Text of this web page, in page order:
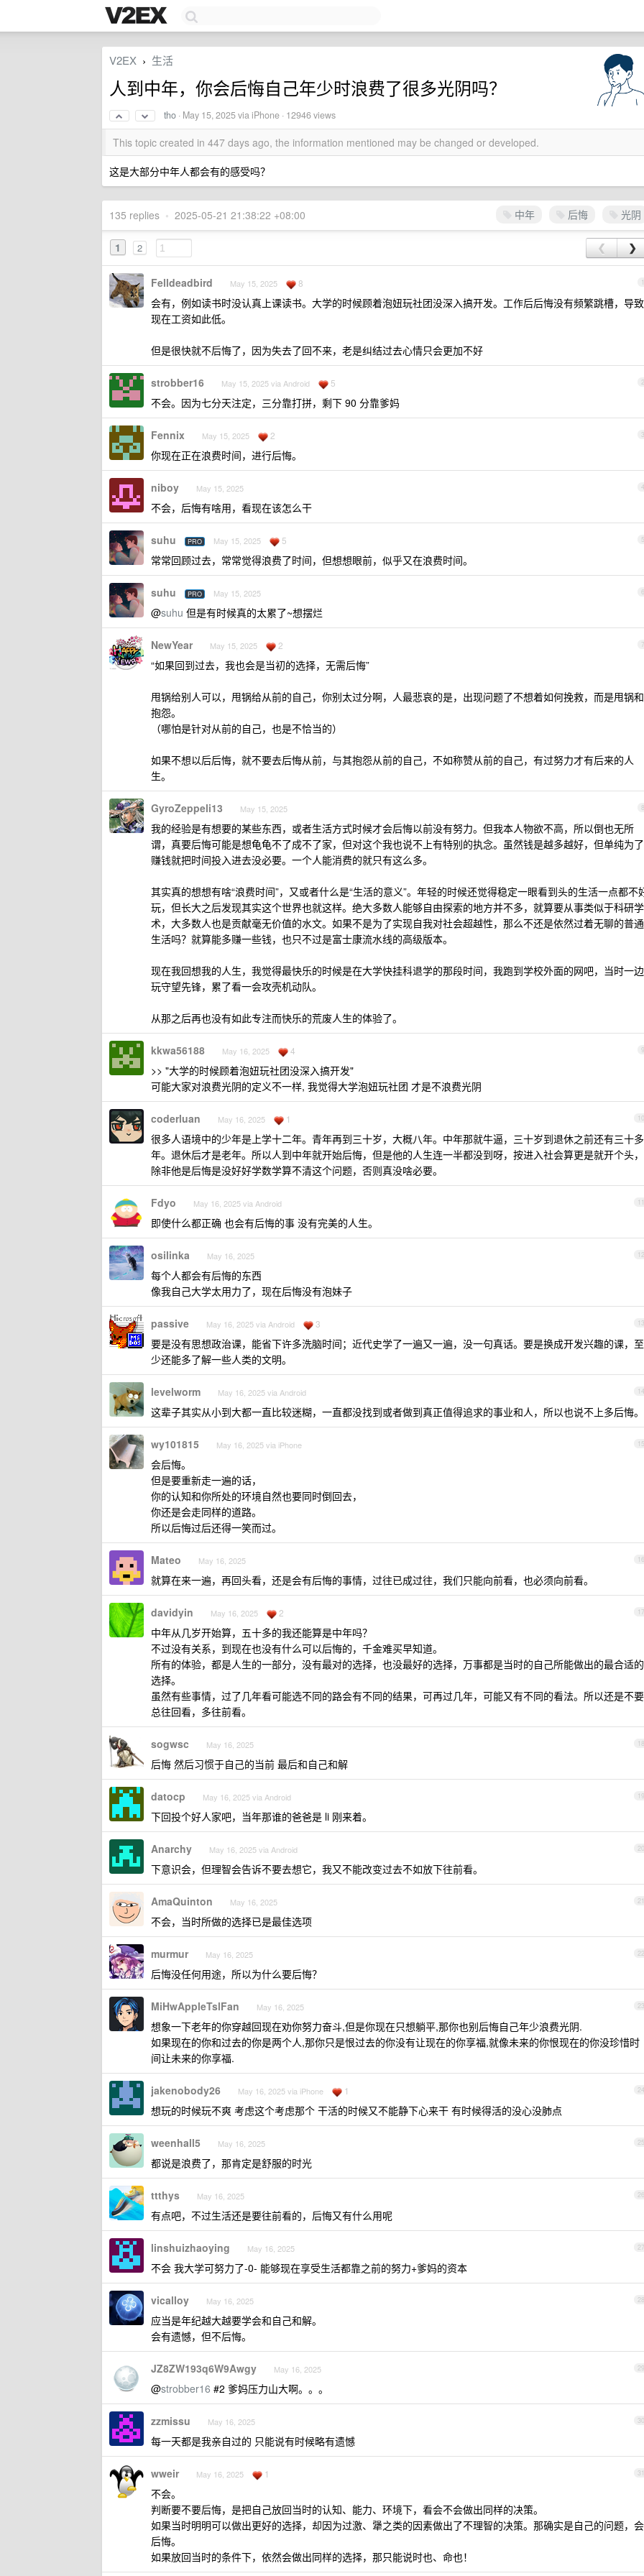
V2EX › 生活
人到中年，你会后悔自己年少时浪费了很多光阴吗？
tho · May 15, 2025via iPhone · 12946 views
This topic created in 447 days ago, the information mentioned may be changed or developed.
这是大部分中年人都会有的感受吗？
中年 后悔 光阴
135 replies • 2025-05-21 21:38:22 +08:00
1 2 ❮ ❯
1
Felldeadbird May 15, 2025 8
会有，例如读书时没认真上课读书。大学的时候顾着泡妞玩社团没深入搞开发。工作后后悔没有频繁跳槽，导致
现在工资如此低。
但是很快就不后悔了，因为失去了回不来，老是纠结过去心情只会更加不好
2
strobber16 May 15, 2025 via Android 5
不会。因为七分天注定，三分靠打拼，剩下 90 分靠爹妈
3
Fennix May 15, 2025 2
你现在正在浪费时间，进行后悔。
4
niboy May 15, 2025
不会，后悔有啥用，看现在该怎么干
5
suhu PRO May 15, 2025 5
常常回顾过去，常常觉得浪费了时间，但想想眼前，似乎又在浪费时间。
6
suhu PRO May 15, 2025
@suhu 但是有时候真的太累了~想摆烂
7
NewYear May 15, 2025 2
“如果回到过去，我也会是当初的选择，无需后悔”
甩锅给别人可以，甩锅给从前的自己，你别太过分啊，人最悲哀的是，出现问题了不想着如何挽救，而是甩锅和
抱怨。
（哪怕是针对从前的自己，也是不恰当的）
如果不想以后后悔，就不要去后悔从前，与其抱怨从前的自己，不如称赞从前的自己，有过努力才有后来的人
生。
8
GyroZeppeli13 May 15, 2025
我的经验是有想要的某些东西，或者生活方式时候才会后悔以前没有努力。但我本人物欲不高，所以倒也无所
谓，真要后悔可能是想龟龟不了成不了家，但对这个我也说不上有特别的执念。虽然钱是越多越好，但单纯为了
赚钱就把时间投入进去没必要。一个人能消费的就只有这么多。
其实真的想想有啥“浪费时间”，又或者什么是“生活的意义”。年轻的时候还觉得稳定一眼看到头的生活一点都不
玩，但长大之后发现其实这个世界也就这样。绝大多数人能够自由探索的地方并不多，就算要从事类似于科研学
术，大多数人也是贡献毫无价值的水文。如果不是为了实现自我对社会超越性，那么不还是依然过着无聊的普通
生活吗？就算能多赚一些钱，也只不过是富士康流水线的高级版本。
现在我回想我的人生，我觉得最快乐的时候是在大学快挂科退学的那段时间，我跑到学校外面的网吧，当时一边
玩守望先锋，累了看一会攻壳机动队。
从那之后再也没有如此专注而快乐的荒废人生的体验了。
9
kkwa56188 May 16, 2025 4
>> "大学的时候顾着泡妞玩社团没深入搞开发"
可能大家对浪费光阴的定义不一样, 我觉得大学泡妞玩社团 才是不浪费光阴
10
coderluan May 16, 2025 1
很多人语境中的少年是上学十二年。青年再到三十岁，大概八年。中年那就牛逼，三十岁到退休之前还有三十多
年。退休后才是老年。所以人到中年就开始后悔，但是他的人生连一半都没到呀，按进入社会算更是就开个头，
除非他是后悔是没好好学数学算不清这个问题，否则真没啥必要。
11
Fdyo May 16, 2025 via Android
即使什么都正确 也会有后悔的事 没有完美的人生。
12
osilinka May 16, 2025
每个人都会有后悔的东西
像我自己大学太用力了，现在后悔没有泡妹子
13
passive May 16, 2025 via Android 3
要是没有思想政治课，能省下许多洗脑时间；近代史学了一遍又一遍，没一句真话。要是换成开发兴趣的课，至
少还能多了解一些人类的文明。
14
levelworm May 16, 2025 via Android
这辈子其实从小到大都一直比较迷糊，一直都没找到或者做到真正值得追求的事业和人，所以也说不上多后悔。
15
wy101815 May 16, 2025 via iPhone
会后悔。
但是要重新走一遍的话，
你的认知和你所处的环境自然也要同时倒回去，
你还是会走同样的道路。
所以后悔过后还得一笑而过。
16
Mateo May 16, 2025
就算在来一遍，再回头看，还是会有后悔的事情，过往已成过往，我们只能向前看，也必须向前看。
17
davidyin May 16, 2025 2
中年从几岁开始算，五十多的我还能算是中年吗？
不过没有关系，到现在也没有什么可以后悔的，千金难买早知道。
所有的体验，都是人生的一部分，没有最对的选择，也没最好的选择，万事都是当时的自己所能做出的最合适的
选择。
虽然有些事情，过了几年看可能选不同的路会有不同的结果，可再过几年，可能又有不同的看法。所以还是不要
总往回看，多往前看。
18
sogwsc May 16, 2025
后悔 然后习惯于自己的当前 最后和自己和解
19
datocp May 16, 2025 via Android
下回投个好人家吧，当年那谁的爸爸是 li 刚来着。
20
Anarchy May 16, 2025 via Android
下意识会，但理智会告诉不要去想它，我又不能改变过去不如放下往前看。
21
AmaQuinton May 16, 2025
不会，当时所做的选择已是最佳选项
22
murmur May 16, 2025
后悔没任何用途，所以为什么要后悔？
23
MiHwAppleTslFan May 16, 2025
想象一下老年的你穿越回现在劝你努力奋斗,但是你现在只想躺平,那你也别后悔自己年少浪费光阴.
如果现在的你和过去的你是两个人,那你只是恨过去的你没有让现在的你享福,就像未来的你恨现在的你没珍惜时
间让未来的你享福.
24
jakenobody26 May 16, 2025 via iPhone 1
想玩的时候玩不爽 考虑这个考虑那个 干活的时候又不能静下心来干 有时候得活的没心没肺点
25
weenhall5 May 16, 2025
都说是浪费了，那肯定是舒服的时光
26
ttthys May 16, 2025
有点吧，不过生活还是要往前看的，后悔又有什么用呢
27
linshuizhaoying May 16, 2025
不会 我大学可努力了-0- 能够现在享受生活都靠之前的努力+爹妈的资本
28
vicalloy May 16, 2025
应当是年纪越大越要学会和自己和解。
会有遗憾，但不后悔。
29
JZ8ZW193q6W9Awgy May 16, 2025
@strobber16 #2 爹妈压力山大啊。。。
30
zzmissu May 16, 2025
每一天都是我亲自过的 只能说有时候略有遗憾
31
wweir May 16, 2025 1
不会。
判断要不要后悔，是把自己放回当时的认知、能力、环境下，看会不会做出同样的决策。
如果当时明明可以做出更好的选择，却因为过激、犟之类的因素做出了不理智的决策。那确实是自己的问题，会
后悔。
如果放回当时的条件下，依然会做出同样的选择，那只能说时也、命也！